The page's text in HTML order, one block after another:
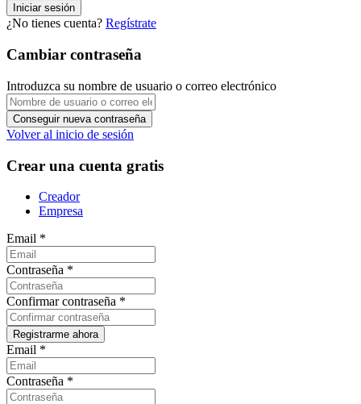
¿No tienes cuenta? Regístrate
Cambiar contraseña
Introduzca su nombre de usuario o correo electrónico
Volver al inicio de sesión
Crear una cuenta gratis
Creador
Empresa
Email *
Contraseña *
Confirmar contraseña *
Email *
Contraseña *